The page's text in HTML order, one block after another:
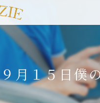
９月１５日僕